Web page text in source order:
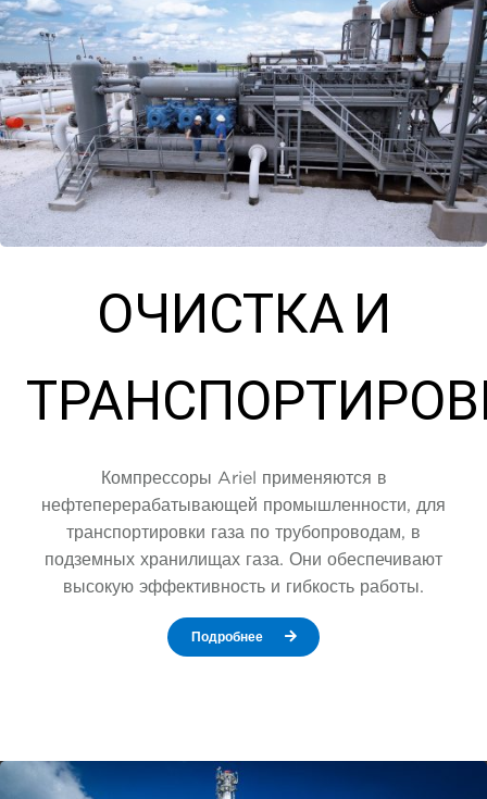
ОЧИСТКА И
Компрессоры Ariel применяются в
нефтеперерабатывающей промышленности, для
транспортировки газа по трубопроводам, в
подземных хранилищах газа. Они обеспечивают
высокую эффективность и гибкость работы.
Подробнее